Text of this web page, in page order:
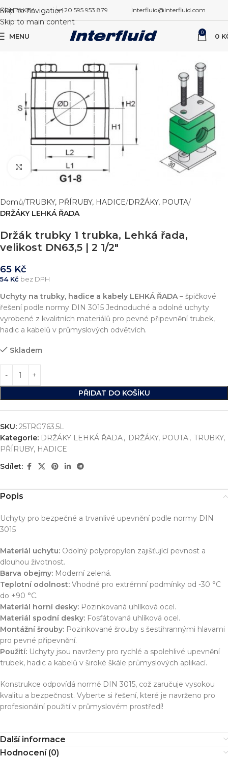
Skip to navigation
Skip to main content
KONTAKTY +420 595 953 879 interfluid@interfluid.com
MENU 0 0
Zvětšit obrázek
Domů TRUBKY, PŘÍRUBY, HADICE DRŽÁKY, POUTA
DRŽÁKY LEHKÁ ŘADA
Držák trubky 1 trubka, Lehká řada,
velikost DN63,5 | 2 1/2″
65 Kč
54 Kč bez DPH
Uchyty na trubky, hadice a kabely LEHKÁ ŘADA– špičkové
řešení podle normy DIN 3015 Jednoduché a odolné uchyty
vyrobené z kvalitních materiálů pro pevné připevnění trubek,
hadic a kabelů v průmyslových odvětvích.
Skladem
PŘIDAT DO KOŠÍKU
SKU: 25TRG763.5L
Kategorie: DRŽÁKY LEHKÁ ŘADA, DRŽÁKY, POUTA, TRUBKY,
PŘÍRUBY, HADICE
Sdílet:
Popis
Uchyty pro bezpečné a trvanlivé upevnění podle normy DIN
3015
Materiál uchytu: Odolný polypropylen zajišťující pevnost a
dlouhou životnost.
Barva obejmy: Moderní zelená.
Teplotní odolnost: Vhodné pro extrémní podmínky od -30 °C
do +90 °C.
Materiál horní desky: Pozinkovaná uhlíková ocel.
Materiál spodní desky: Fosfátovaná uhlíková ocel.
Montážní šrouby: Pozinkované šrouby s šestihrannými hlavami
pro pevné připevnění.
Použití: Uchyty jsou navrženy pro rychlé a spolehlivé upevnění
trubek, hadic a kabelů v široké škále průmyslových aplikací.
Konstrukce odpovídá normě DIN 3015, což zaručuje vysokou
kvalitu a bezpečnost. Vyberte si řešení, které je navrženo pro
profesionální použití v průmyslovém prostředí!
Další informace
Hodnocení (0)